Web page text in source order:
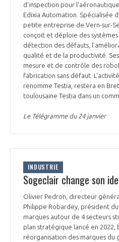
ENVIRONNEMENT
INNOVATION
INTERNATIONALISATION
RAPPORTS D'ACTIVITÉS
d’inspection pour
Edixia Automation. Spécialisée
petite entreprise de Vern-sur-
conçoit et déploie des
détection des défauts,
qualité et de la productivité.
mesure et de contrôle des
fabrication sans défaut.
renomme Testia, restera en
toulousaine Testia dans un
Le Télégramme du 24 janvier
INDUSTRIE
Sogeclair change son
Olivier Pedron, directeur
Philippe Robardey, président
marques autour de 4 secteurs
plan stratégique lancé en 2022,
réorganisation des marques